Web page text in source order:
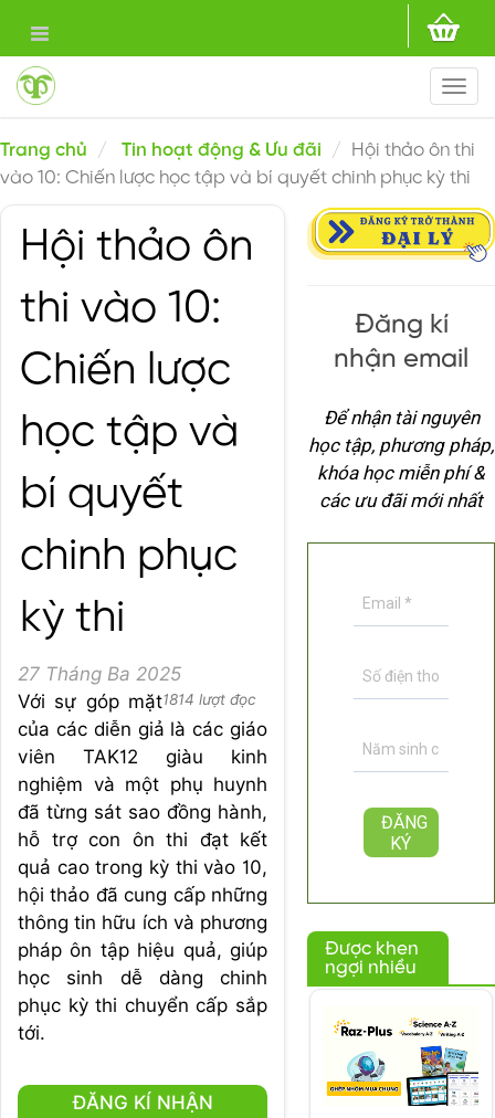
Trang chủ Tin hoạt động & Ưu đãi
Hội thảo ôn thi
vào 10: Chiến lược học tập và bí quyết chinh phục kỳ thi
Hội thảo ôn
thi vào 10:
Chiến lược
học tập và
bí quyết
chinh phục
kỳ thi
27 Tháng Ba 2025
1814 lượt đọc
Với sự góp mặt
của các diễn giả là các giáo
viên TAK12 giàu kinh
nghiệm và một phụ huynh
đã từng sát sao đồng hành,
hỗ trợ con ôn thi đạt kết
quả cao trong kỳ thi vào 10,
hội thảo đã cung cấp những
thông tin hữu ích và phương
pháp ôn tập hiệu quả, giúp
học sinh dễ dàng chinh
phục kỳ thi chuyển cấp sắp
tới.
ĐĂNG KÍ NHẬN
Đăng kí
nhận email
Để nhận tài nguyên
học tập, phương pháp,
khóa học miễn phí &
các ưu đãi mới nhất
Được khen
ngợi nhiều